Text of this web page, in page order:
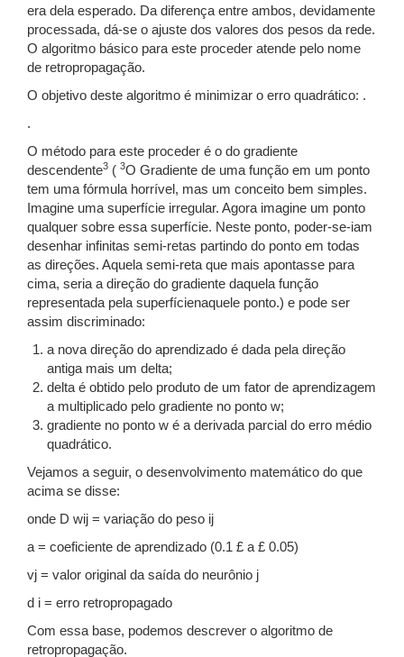
era dela esperado. Da diferença entre ambos, devidamente
processada, dá-se o ajuste dos valores dos pesos da rede.
O algoritmo básico para este proceder atende pelo nome
de retropropagação.
O objetivo deste algoritmo é minimizar o erro quadrático: .
.
O método para este proceder é o do gradiente
descendente3 ( 3O Gradiente de uma função em um ponto
tem uma fórmula horrível, mas um conceito bem simples.
Imagine uma superfície irregular. Agora imagine um ponto
qualquer sobre essa superfície. Neste ponto, poder-se-iam
desenhar infinitas semi-retas partindo do ponto em todas
as direções. Aquela semi-reta que mais apontasse para
cima, seria a direção do gradiente daquela função
representada pela superfícienaquele ponto.) e pode ser
assim discriminado:
a nova direção do aprendizado é dada pela direção
antiga mais um delta;
delta é obtido pelo produto de um fator de aprendizagem
a multiplicado pelo gradiente no ponto w;
gradiente no ponto w é a derivada parcial do erro médio
quadrático.
Vejamos a seguir, o desenvolvimento matemático do que
acima se disse:
onde D wij = variação do peso ij
a = coeficiente de aprendizado (0.1 £ a £ 0.05)
vj = valor original da saída do neurônio j
d i = erro retropropagado
Com essa base, podemos descrever o algoritmo de
retropropagação.